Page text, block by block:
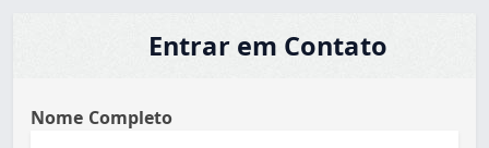
Entrar em Contato
Nome Completo